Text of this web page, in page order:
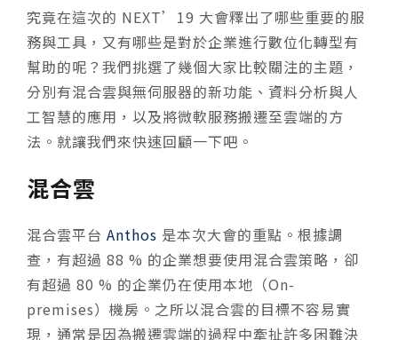
究竟在這次的 NEXT’19 大會釋出了哪些重要的服
務與工具，又有哪些是對於企業進行數位化轉型有
幫助的呢？我們挑選了幾個大家比較關注的主題，
分別有混合雲與無伺服器的新功能、資料分析與人
工智慧的應用，以及將微軟服務搬遷至雲端的方
法。就讓我們來快速回顧一下吧。
混合雲
混合雲平台 Anthos 是本次大會的重點。根據調
查，有超過 88 % 的企業想要使用混合雲策略，卻
有超過 80 % 的企業仍在使用本地（On-
premises）機房。之所以混合雲的目標不容易實
現，通常是因為搬遷雲端的過程中牽扯許多困難決